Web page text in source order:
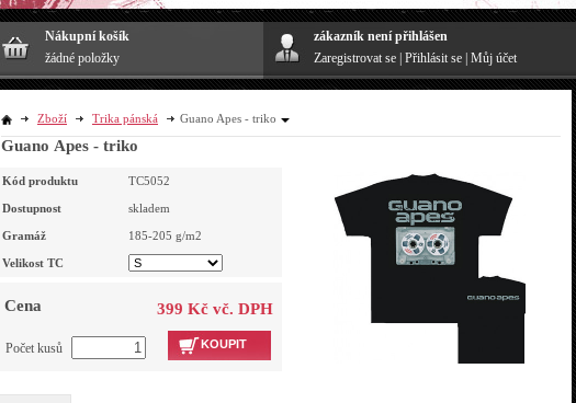
Zboží Trika pánská Guano Apes - triko
Guano Apes - triko
Kód produktu TC5052
Dostupnost skladem
Gramáž 185-205 g/m2
Velikost TC
Cena 399 Kč vč. DPH
KOUPIT
Počet kusů
Nákupní košík
žádné položky
zákazník není přihlášen
Zaregistrovat se Přihlásit se Můj účet